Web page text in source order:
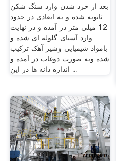
بعد از خرد شدن وارد سنگ شکن
ثانویه شده و به ابعادی در حدود
12 میلی متر در آمده و در نهایت
وارد آسیای گلوله ای شده و
بامواد شیمیایی وشیر آهک ترکیب
شده وبه صورت دوغاب در آمده و
اندازه دانه ها در این ...